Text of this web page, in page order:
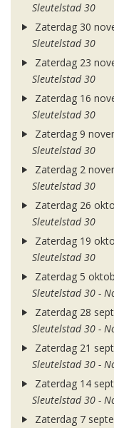
Sleutelstad 30
Zaterdag 30
Sleutelstad 30
Zaterdag 23
Sleutelstad 30
Zaterdag 16
Sleutelstad 30
Zaterdag 9
Sleutelstad 30
Zaterdag 2
Sleutelstad 30
Zaterdag 26
Sleutelstad 30
Zaterdag 19
Sleutelstad 30
Zaterdag 5
Sleutelstad 30 -
Zaterdag 28
Sleutelstad 30 -
Zaterdag 21
Sleutelstad 30 -
Zaterdag 14
Sleutelstad 30 -
Zaterdag 7